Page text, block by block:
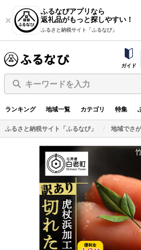
ふるなびアプリなら
返礼品がもっと探しやすい！
ふるさと納税サイト「ふるなび」
ガイド
キーワードを入力
ランキング 地域一覧 カテゴリ 特集
ふるさと納税サイト「ふるなび」 地域でさ